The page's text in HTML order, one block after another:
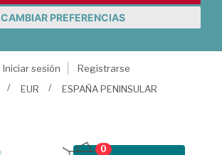
CAMBIAR PREFERENCIAS
Iniciar sesión
Registrarse
EUR ESPAÑA PENINSULAR
0